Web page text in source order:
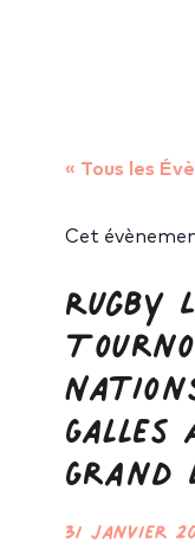
« Tous les
Cet
Rugby
Galles
Grand
31 janvier